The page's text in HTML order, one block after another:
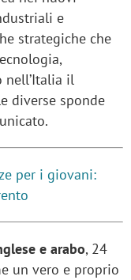
e
strategiche che
nell’Italia il
diverse sponde
per i giovani:
e arabo, 24
un vero e proprio